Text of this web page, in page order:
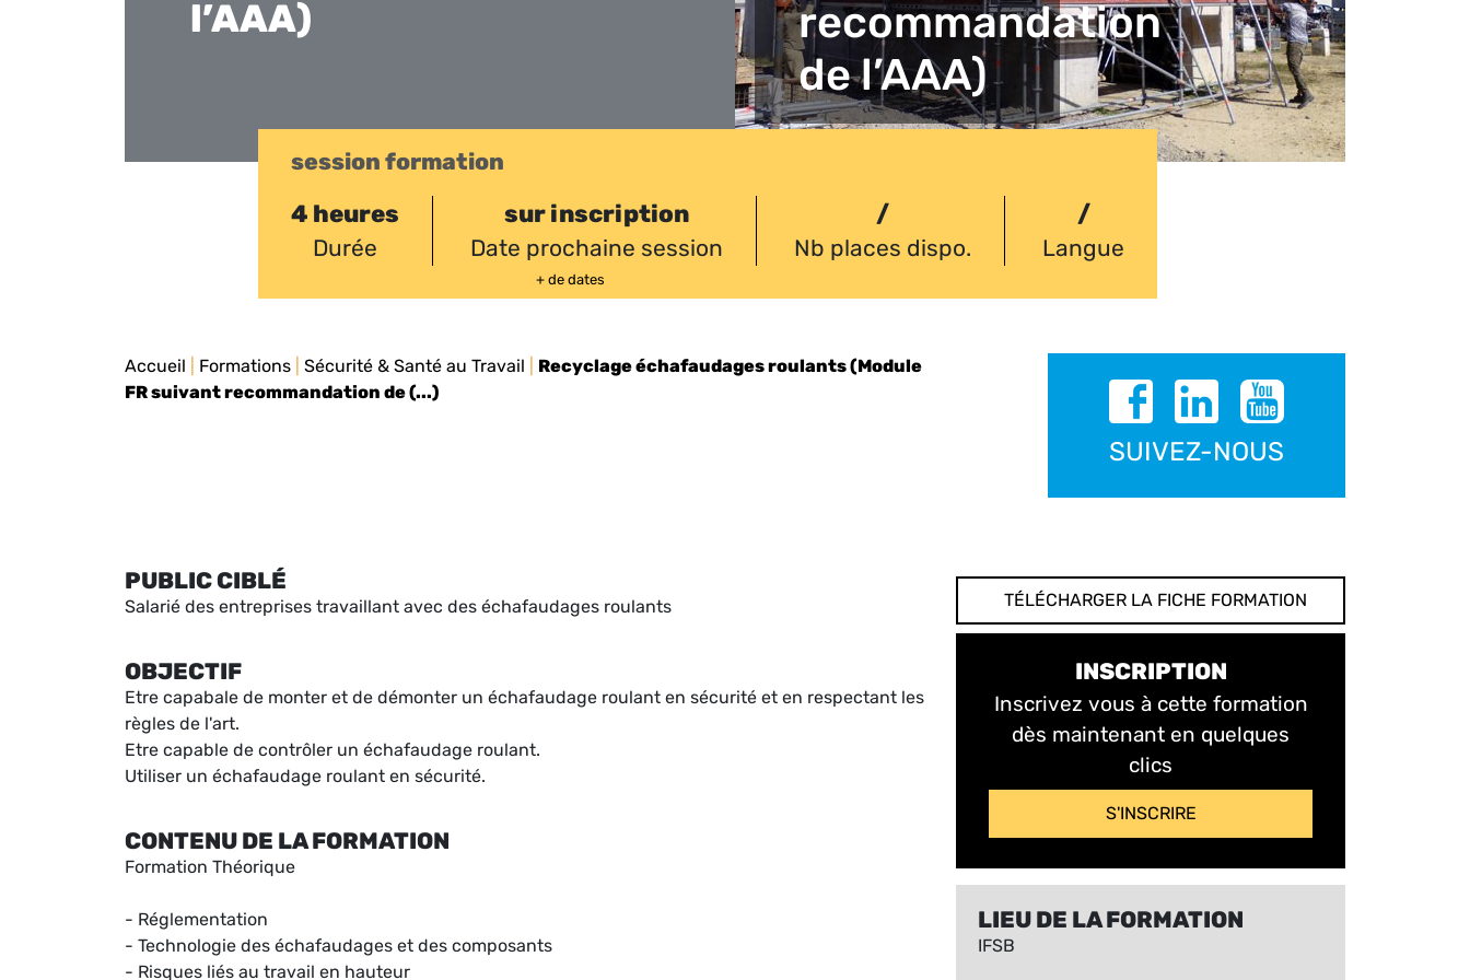
l’AAA)
recommandation
de l’AAA)
session formation
4 heures
Durée
sur inscription
Date prochaine session
+ de dates
/
Nb places dispo.
/
Langue
Accueil Formations Sécurité & Santé au Travail
Recyclage échafaudages roulants (Module
FR suivant recommandation de (...)
SUIVEZ-NOUS
PUBLIC CIBLÉ
Salarié des entreprises travaillant avec des échafaudages roulants
OBJECTIF
Etre capabale de monter et de démonter un échafaudage roulant en sécurité et en respectant les
règles de l'art.
Etre capable de contrôler un échafaudage roulant.
Utiliser un échafaudage roulant en sécurité.
CONTENU DE LA FORMATION
Formation Théorique
- Réglementation
- Technologie des échafaudages et des composants
- Risques liés au travail en hauteur
TÉLÉCHARGER LA FICHE FORMATION
INSCRIPTION
Inscrivez vous à cette formation
dès maintenant en quelques
clics
S'INSCRIRE
LIEU DE LA FORMATION
IFSB